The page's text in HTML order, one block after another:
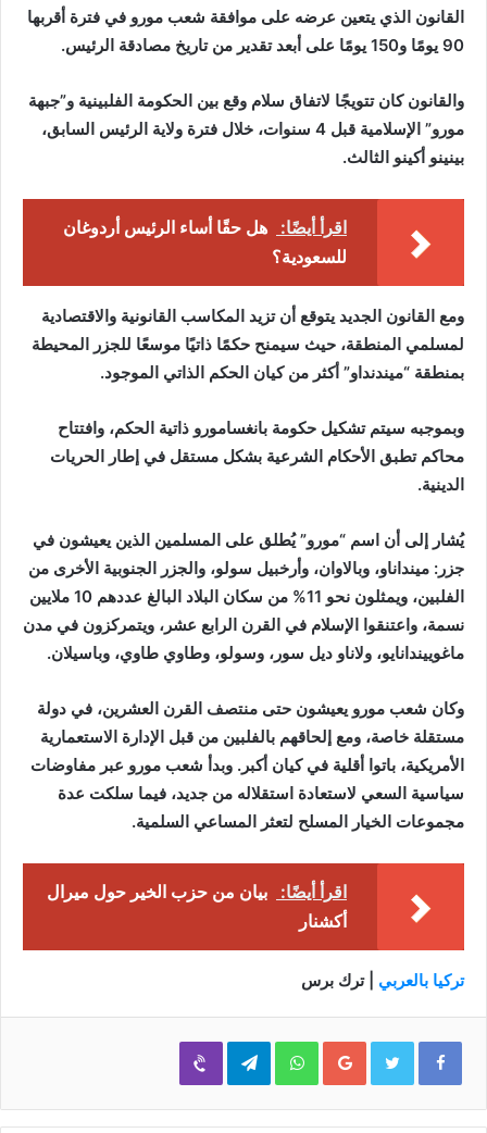
القانون الذي يتعين عرضه على موافقة شعب مورو في فترة أقربها
90 يومًا و150 يومًا على أبعد تقدير من تاريخ مصادقة الرئيس.
والقانون كان تتويجًا لاتفاق سلام وقع بين الحكومة الفلبينية و”جبهة
مورو” الإسلامية قبل 4 سنوات، خلال فترة ولاية الرئيس السابق،
بينينو أكينو الثالث.
اقرأ أيضًا:
هل حقًا أساء الرئيس أردوغان
للسعودية؟
ومع القانون الجديد يتوقع أن تزيد المكاسب القانونية والاقتصادية
لمسلمي المنطقة، حيث سيمنح حكمًا ذاتيًا موسعًا للجزر المحيطة
بمنطقة “ميندنداو” أكثر من كيان الحكم الذاتي الموجود.
وبموجبه سيتم تشكيل حكومة بانغسامورو ذاتية الحكم، وافتتاح
محاكم تطبق الأحكام الشرعية بشكل مستقل في إطار الحريات
الدينية.
يُشار إلى أن اسم “مورو” يُطلق على المسلمين الذين يعيشون في
جزر: مينداناو، وبالاوان، وأرخبيل سولو، والجزر الجنوبية الأخرى من
الفلبين، ويمثلون نحو 11% من سكان البلاد البالغ عددهم 10 ملايين
نسمة، واعتنقوا الإسلام في القرن الرابع عشر، ويتمركزون في مدن
ماغوييندانايو، ولاناو ديل سور، وسولو، وطاوي طاوي، وباسيلان.
وكان شعب مورو يعيشون حتى منتصف القرن العشرين، في دولة
مستقلة خاصة، ومع إلحاقهم بالفلبين من قبل الإدارة الاستعمارية
الأمريكية، باتوا أقلية في كيان أكبر. وبدأ شعب مورو عبر مفاوضات
سياسية السعي لاستعادة استقلاله من جديد، فيما سلكت عدة
مجموعات الخيار المسلح لتعثر المساعي السلمية.
اقرأ أيضًا:
بيان من حزب الخير حول ميرال
أكشنار
تركيا بالعربي | ترك برس
Google+
WhatsApp
Telegram
Viber